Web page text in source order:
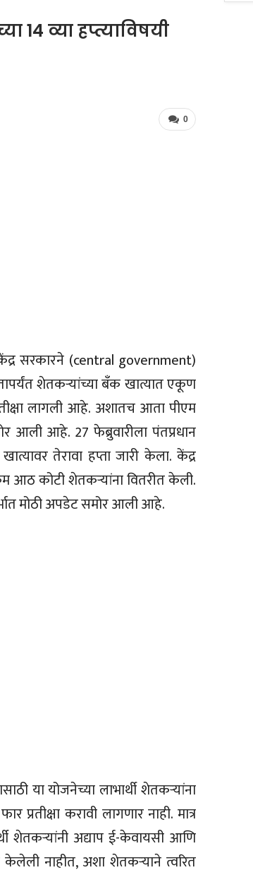
14 व्या हप्त्याविषयी
0
सरकारने (central government)
शेतकऱ्यांच्या बँक खात्यात एकूण
लागली आहे. अशातच आता पीएम
आली आहे. 27 फेब्रुवारीला पंतप्रधान
तेरावा हप्ता जारी केला. केंद्र
आठ कोटी शेतकऱ्यांना वितरीत केली.
मोठी अपडेट समोर आली आहे.
या योजनेच्या लाभार्थी शेतकऱ्यांना
करावी लागणार नाही. मात्र
शेतकऱ्यांनी अद्याप ई-केवायसी आणि
नाहीत, अशा शेतकऱ्याने त्वरित